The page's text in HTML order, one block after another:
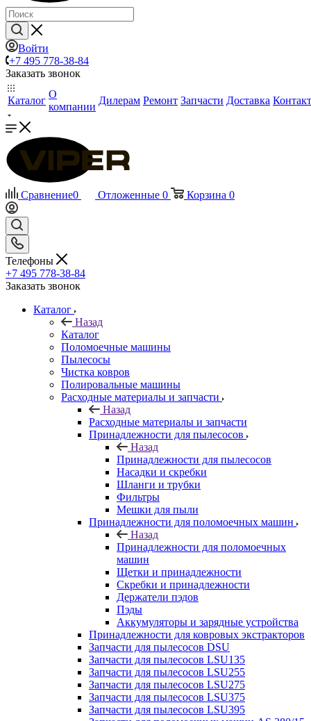
Войти
+7 495 778-38-84
Заказать звонок
Каталог
О
компании
Дилерам Ремонт Запчасти Доставка
Сравнение0 Отложенные 0 Корзина 0
Телефоны
+7 495 778-38-84
Заказать звонок
Каталог
Назад
Каталог
Поломоечные машины
Пылесосы
Чистка ковров
Полировальные машины
Расходные материалы и запчасти
Назад
Расходные материалы и запчасти
Принадлежности для пылесосов
Назад
Принадлежности для пылесосов
Насадки и скребки
Шланги и трубки
Фильтры
Мешки для пыли
Принадлежности для поломоечных машин
Назад
Принадлежности для поломоечных
машин
Щетки и принадлежности
Скребки и принадлежности
Держатели пэдов
Пэды
Аккумуляторы и зарядные устройства
Принадлежности для ковровых экстракторов
Запчасти для пылесосов DSU
Запчасти для пылесосов LSU135
Запчасти для пылесосов LSU255
Запчасти для пылесосов LSU275
Запчасти для пылесосов LSU375
Запчасти для пылесосов LSU395